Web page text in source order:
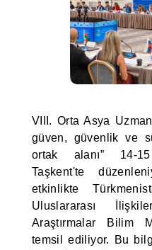
VIII. Orta Asya
güven, güvenlik ve
ortak alanı” 14-
Taşkent'te
etkinlikte
Uluslararası
Araştırmalar Bilim
temsil ediliyor. Bu